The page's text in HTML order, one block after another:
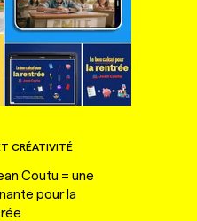
CRÉATIVITÉ
Coutu = une
pour la